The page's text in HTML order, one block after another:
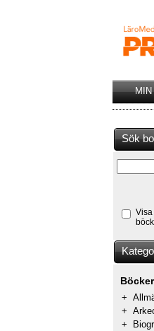
MIN
Sök
Böcker
+
+
+